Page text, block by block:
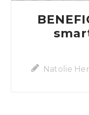
Natolie